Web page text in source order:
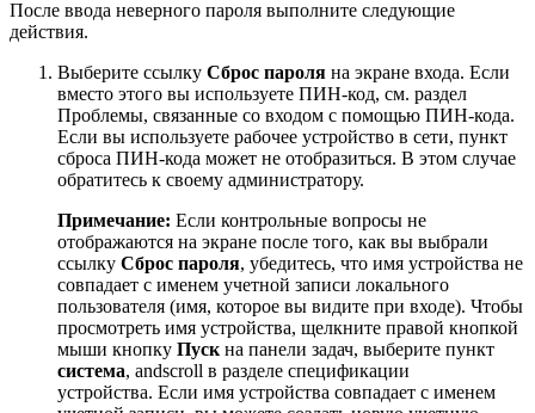
После ввода неверного пароля выполните следующие
действия.
Выберите ссылку Сброс пароля на экране входа. Если
вместо этого вы используете ПИН-код, см. раздел
Проблемы, связанные со входом с помощью ПИН-кода.
Если вы используете рабочее устройство в сети, пункт
сброса ПИН-кода может не отобразиться. В этом случае
обратитесь к своему администратору.
Примечание: Если контрольные вопросы не
отображаются на экране после того, как вы выбрали
ссылку Сброс пароля, убедитесь, что имя устройства не
совпадает с именем учетной записи локального
пользователя (имя, которое вы видите при входе). Чтобы
просмотреть имя устройства, щелкните правой кнопкой
мыши кнопку Пуск на панели задач, выберите пункт
система, andscroll в разделе спецификации
устройства. Если имя устройства совпадает с именем